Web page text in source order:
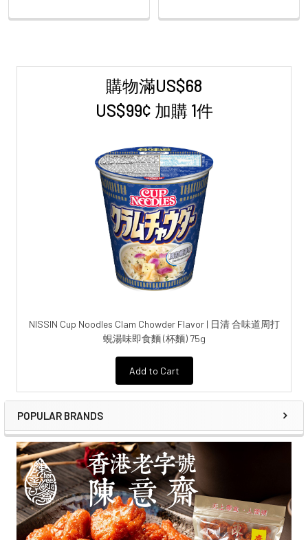
購物滿US$68
US$99¢ 加購 1件
NISSIN Cup Noodles Clam Chowder Flavor | 日清 合味道周打
蜆湯味即食麵 (杯麵) 75g
Add to Cart
POPULAR BRANDS